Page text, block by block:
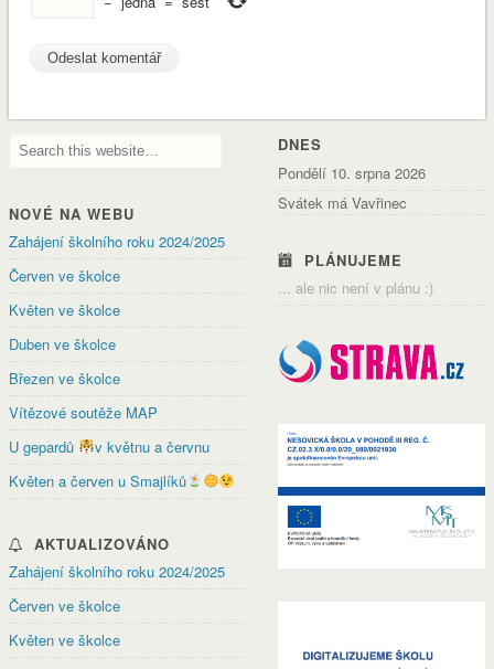
NOVÉ NA WEBU
Zahájení školního roku 2024/2025
Červen ve školce
Květen ve školce
Duben ve školce
Březen ve školce
Vítězové soutěže MAP
U gepardů
v květnu a červnu
Květen a červen u Smajlíků
AKTUALIZOVÁNO
Zahájení školního roku 2024/2025
Červen ve školce
Květen ve školce
DNES
Pondělí 10. srpna 2026
Svátek má Vavřinec
PLÁNUJEME
... ale nic není v plánu :)